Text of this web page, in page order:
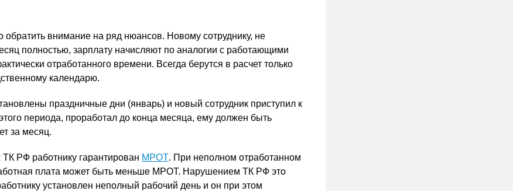
обратить внимание на ряд нюансов. Новому сотруднику, не
полностью, зарплату начисляют по аналогии с работающими
отработанного времени. Всегда берутся в расчет только
календарю.
праздничные дни (январь) и новый сотрудник приступил к
периода, проработал до конца месяца, ему должен быть
за месяц.
ТК РФ работнику гарантирован МРОТ. При неполном отработанном
плата может быть меньше МРОТ. Нарушением ТК РФ это
установлен неполный рабочий день и он при этом